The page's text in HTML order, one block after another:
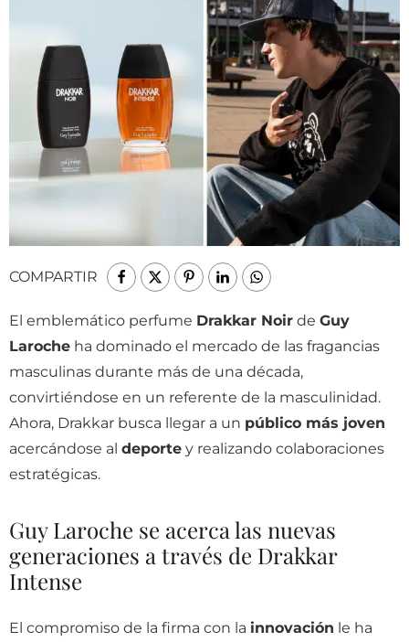
COMPARTIR
El emblemático perfume Drakkar Noir de Guy
Laroche ha dominado el mercado de las fragancias
masculinas durante más de una década,
convirtiéndose en un referente de la masculinidad.
Ahora, Drakkar busca llegar a un público más joven
acercándose al deporte y realizando colaboraciones
estratégicas.
Guy Laroche se acerca las nuevas
generaciones a través de Drakkar
Intense
El compromiso de la firma con la innovación le ha